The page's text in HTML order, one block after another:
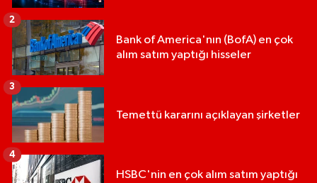
Bank of America'nın (BofA) en çok
alım satım yaptığı hisseler
2
Temettü kararını açıklayan şirketler
3
HSBC'nin en çok alım satım yaptığı
4